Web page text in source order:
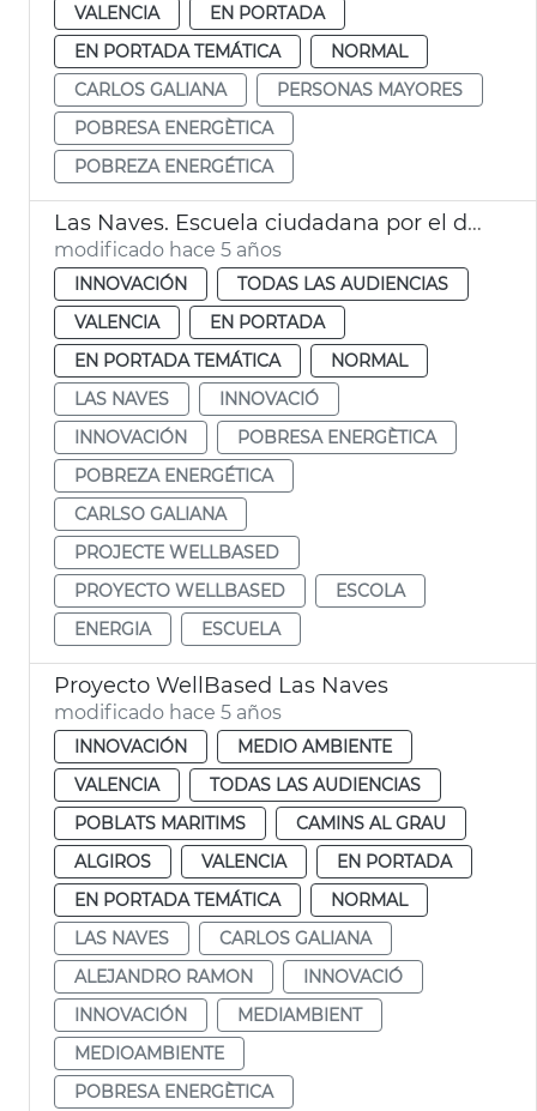
VALENCIA
EN PORTADA
EN PORTADA TEMÁTICA
NORMAL
CARLOS GALIANA
PERSONAS MAYORES
POBRESA ENERGÈTICA
POBREZA ENERGÉTICA
Las Naves. Escuela ciudadana por el derecho a la enegía
modificado hace 5 años
INNOVACIÓN
TODAS LAS AUDIENCIAS
VALENCIA
EN PORTADA
EN PORTADA TEMÁTICA
NORMAL
LAS NAVES
INNOVACIÓ
INNOVACIÓN
POBRESA ENERGÈTICA
POBREZA ENERGÉTICA
CARLSO GALIANA
PROJECTE WELLBASED
PROYECTO WELLBASED
ESCOLA
ENERGIA
ESCUELA
Proyecto WellBased Las Naves
modificado hace 5 años
INNOVACIÓN
MEDIO AMBIENTE
VALENCIA
TODAS LAS AUDIENCIAS
POBLATS MARITIMS
CAMINS AL GRAU
ALGIROS
VALENCIA
EN PORTADA
EN PORTADA TEMÁTICA
NORMAL
LAS NAVES
CARLOS GALIANA
ALEJANDRO RAMON
INNOVACIÓ
INNOVACIÓN
MEDIAMBIENT
MEDIOAMBIENTE
POBRESA ENERGÈTICA